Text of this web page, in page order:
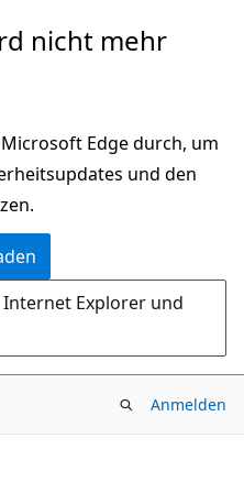
nicht mehr
Edge durch, um
und den
Explorer und
Anmelden